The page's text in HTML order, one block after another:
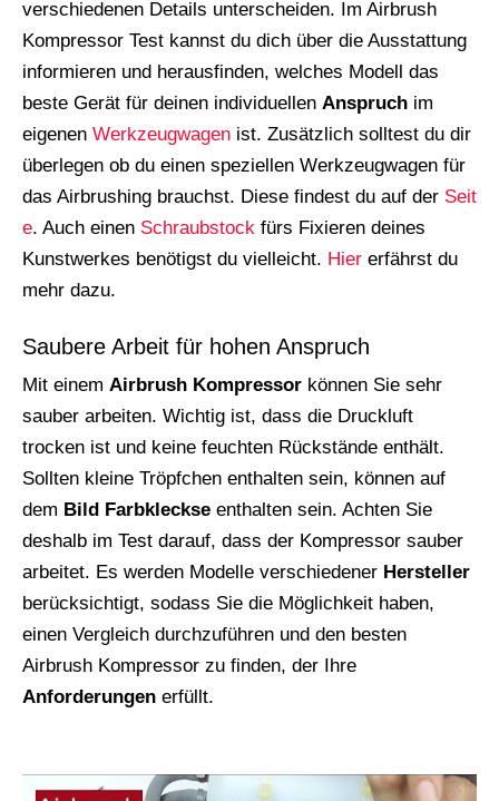
verschiedenen Details unterscheiden. Im Airbrush
Kompressor Test kannst du dich über die Ausstattung
informieren und herausfinden, welches Modell das
beste Gerät für deinen individuellen Anspruch im
eigenen Werkzeugwagen ist. Zusätzlich solltest du dir
überlegen ob du einen speziellen Werkzeugwagen für
das Airbrushing brauchst. Diese findest du auf der Seit
e. Auch einen Schraubstock fürs Fixieren deines
Kunstwerkes benötigst du vielleicht. Hier erfährst du
mehr dazu.
Saubere Arbeit für hohen Anspruch
Mit einem Airbrush Kompressor können Sie sehr
sauber arbeiten. Wichtig ist, dass die Druckluft
trocken ist und keine feuchten Rückstände enthält.
Sollten kleine Tröpfchen enthalten sein, können auf
dem Bild Farbkleckse enthalten sein. Achten Sie
deshalb im Test darauf, dass der Kompressor sauber
arbeitet. Es werden Modelle verschiedener Hersteller
berücksichtigt, sodass Sie die Möglichkeit haben,
einen Vergleich durchzuführen und den besten
Airbrush Kompressor zu finden, der Ihre
Anforderungen erfüllt.